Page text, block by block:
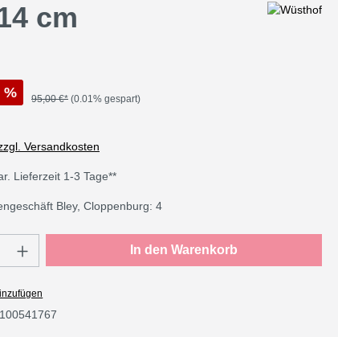
cm
% 95,00 €* (0.01% gespart)
Versandkosten
Lieferzeit 1-3 Tage**
Bley, Cloppenburg: 4
Gib den gewünschten Wert ein
In den Warenkorb
100541767